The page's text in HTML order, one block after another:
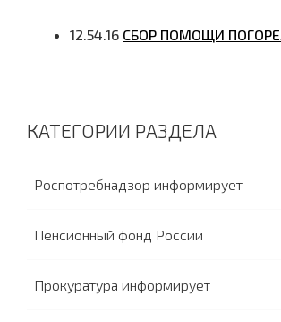
12.54.16 СБОР ПОМОЩИ
КАТЕГОРИИ РАЗДЕЛА
Роспотребнадзор информирует
Пенсионный фонд России
Прокуратура информирует